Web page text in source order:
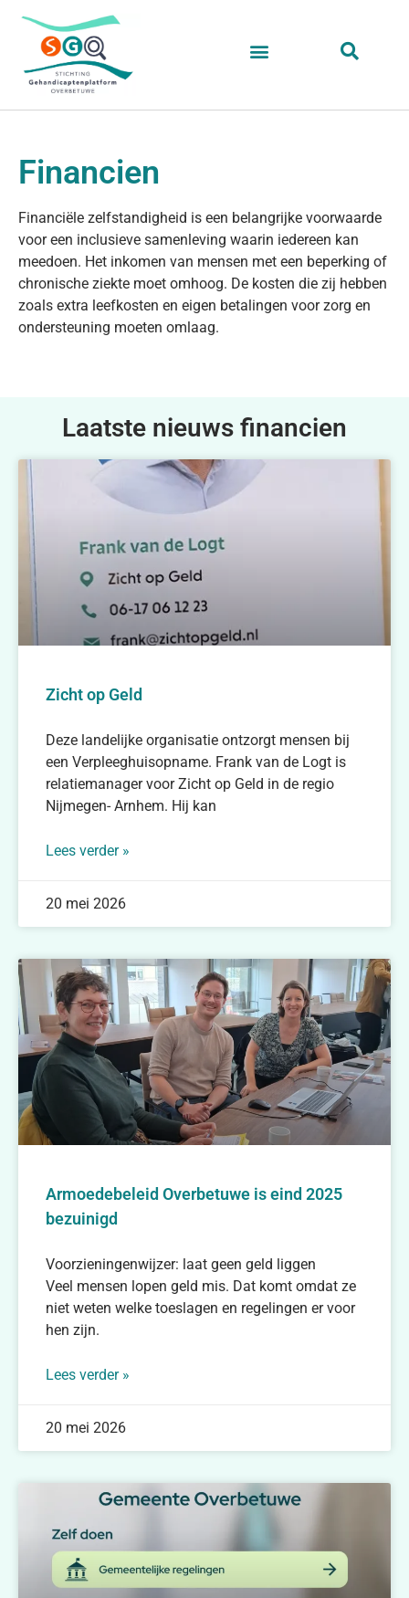
Financien
Financiële zelfstandigheid is een belangrijke voorwaarde
voor een inclusieve samenleving waarin iedereen kan
meedoen. Het inkomen van mensen met een beperking of
chronische ziekte moet omhoog. De kosten die zij hebben
zoals extra leefkosten en eigen betalingen voor zorg en
ondersteuning moeten omlaag.
Laatste nieuws financien
Zicht op Geld
Deze landelijke organisatie ontzorgt mensen bij
een Verpleeghuisopname. Frank van de Logt is
relatiemanager voor Zicht op Geld in de regio
Nijmegen- Arnhem. Hij kan
Lees verder »
20 mei 2026
Armoedebeleid Overbetuwe is eind 2025
bezuinigd
Voorzieningenwijzer: laat geen geld liggen
Veel mensen lopen geld mis. Dat komt omdat ze
niet weten welke toeslagen en regelingen er voor
hen zijn.
Lees verder »
20 mei 2026